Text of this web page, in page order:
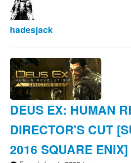
hadesjack
DEUS EX: HUMAN
DIRECTOR'S CUT
2016 SQUARE ENIX]